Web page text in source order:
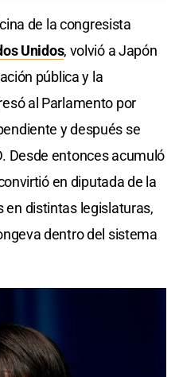
de la congresista
Unidos, volvió a Japón
pública y la
al Parlamento por
y después se
Desde entonces acumuló
en diputada de la
en distintas legislaturas,
dentro del sistema